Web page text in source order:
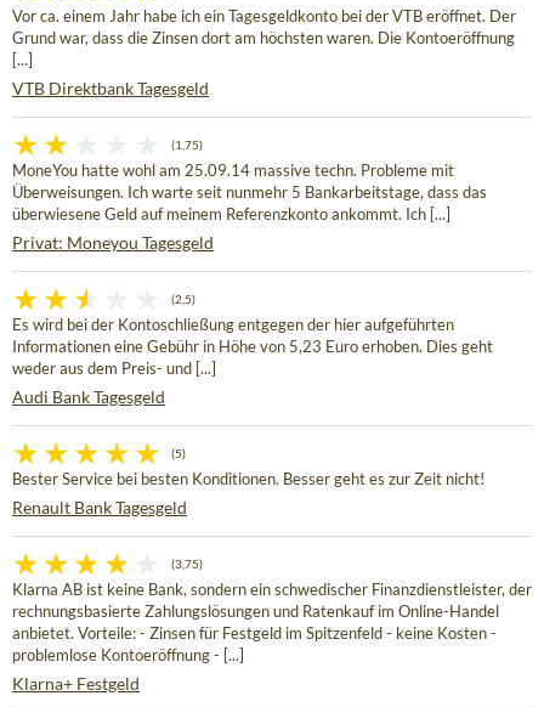
Vor ca. einem Jahr habe ich ein Tagesgeldkonto bei der VTB eröffnet. Der
Grund war, dass die Zinsen dort am höchsten waren. Die Kontoeröffnung
[...]
VTB Direktbank Tagesgeld
(1,75)
MoneYou hatte wohl am 25.09.14 massive techn. Probleme mit
Überweisungen. Ich warte seit nunmehr 5 Bankarbeitstage, dass das
überwiesene Geld auf meinem Referenzkonto ankommt. Ich [...]
Privat: Moneyou Tagesgeld
(2,5)
Es wird bei der Kontoschließung entgegen der hier aufgeführten
Informationen eine Gebühr in Höhe von 5,23 Euro erhoben. Dies geht
weder aus dem Preis- und [...]
Audi Bank Tagesgeld
(5)
Bester Service bei besten Konditionen. Besser geht es zur Zeit nicht!
Renault Bank Tagesgeld
(3,75)
Klarna AB ist keine Bank, sondern ein schwedischer Finanzdienstleister, der
rechnungsbasierte Zahlungslösungen und Ratenkauf im Online-Handel
anbietet. Vorteile: - Zinsen für Festgeld im Spitzenfeld - keine Kosten -
problemlose Kontoeröffnung - [...]
Klarna+ Festgeld